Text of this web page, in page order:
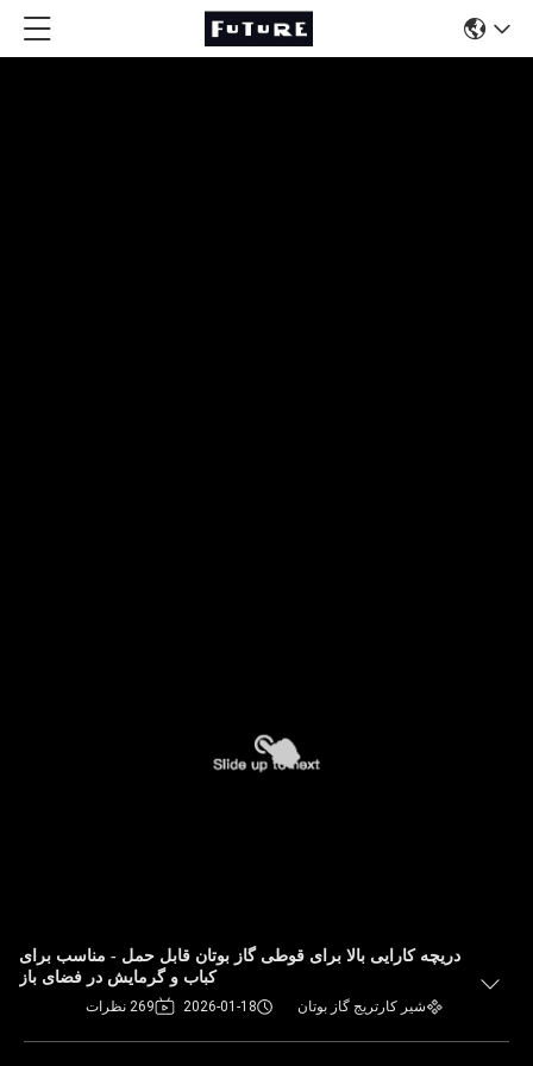
دریچه کارایی بالا برای قوطی گاز بوتان قابل حمل - مناسب برای
کباب و گرمایش در فضای باز
شیر کارتریج گاز بوتان 2026-01-18 269 نظرات